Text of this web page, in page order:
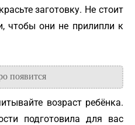
заготовку. Не стоит
чтобы они не прилипли к
возраст ребёнка.
подготовила для вас